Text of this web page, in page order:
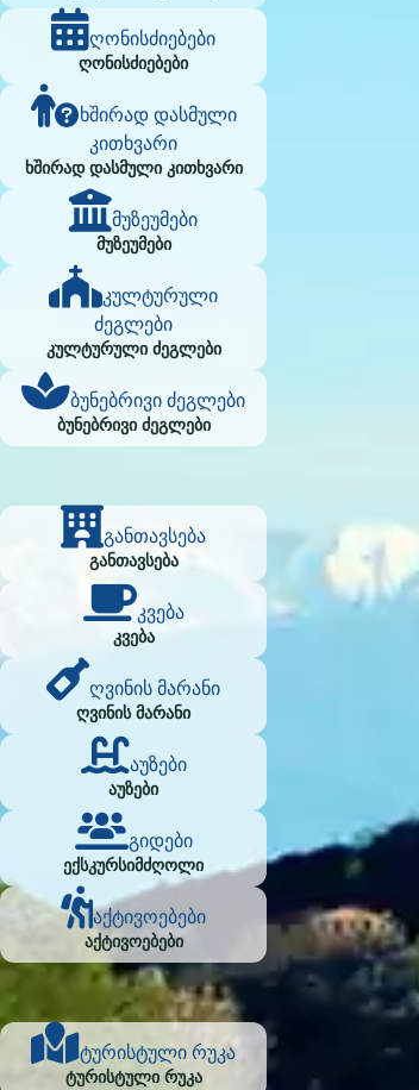
ღონისძიებები
ღონისძიებები
ხშირად დასმული
კითხვარი
ხშირად დასმული კითხვარი
მუზეუმები
მუზეუმები
კულტურული
ძეგლები
კულტურული ძეგლები
ბუნებრივი ძეგლები
ბუნებრივი ძეგლები
განთავსება
განთავსება
კვება
კვება
ღვინის მარანი
ღვინის მარანი
აუზები
აუზები
გიდები
ექსკურსიმძღოლი
აქტივოებები
აქტივოებები
ტურისტული რუკა
ტურისტული რუკა